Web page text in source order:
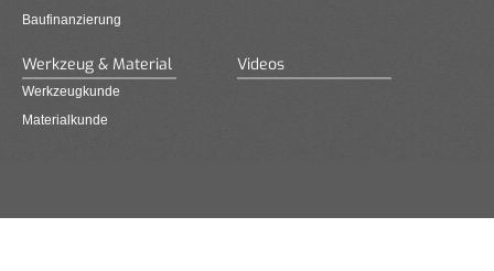
Baufinanzierung
Werkzeug & Material
Werkzeugkunde
Materialkunde
Videos